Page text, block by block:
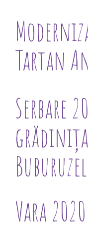
Tartan
Serbare
Vara 2020